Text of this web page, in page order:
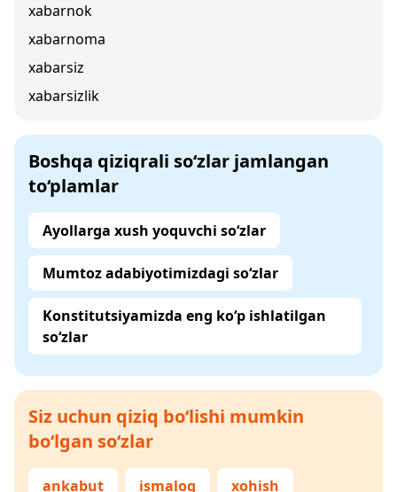
xabarnok
xabarnoma
xabarsiz
xabarsizlik
Boshqa qiziqrali so‘zlar jamlangan
to‘plamlar
Ayollarga xush yoquvchi so‘zlar
Mumtoz adabiyotimizdagi so‘zlar
Konstitutsiyamizda eng ko‘p ishlatilgan
so‘zlar
Siz uchun qiziq bo‘lishi mumkin
bo‘lgan so‘zlar
ankabut ismaloq xohish